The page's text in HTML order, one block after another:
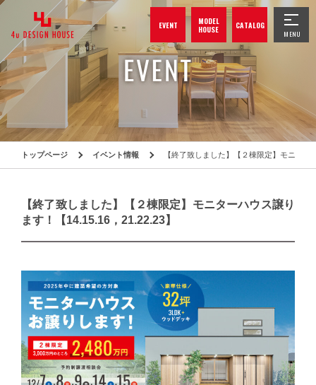
EVENT
MODEL
HOUSE
CATALOG
トップページ イベント情報 【終了致しました】【２棟限定】モニタ
【終了致しました】【２棟限定】モニターハウス譲り
ます！【14.15.16，21.22.23】